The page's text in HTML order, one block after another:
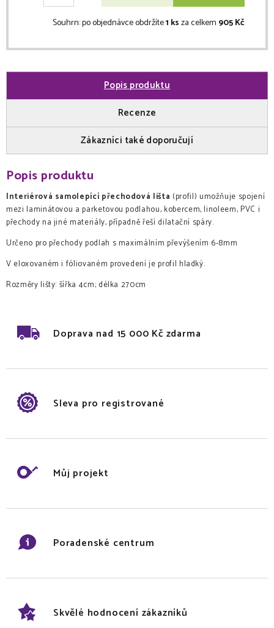
Souhrn:po objednávce obdržíte1 ksza celkem 905 Kč
Popis produktu
Recenze
Zákazníci také doporučují
Popis produktu
Interiérová samolepící přechodová lišta (profil) umožňuje spojení
mezi laminátovou a parketovou podlahou, kobercem, linoleem, PVC i
přechody na jiné materiály, případně řeší dilatační spáry.
Určeno pro přechody podlah s maximálním převýšením 6-8mm
V eloxovaném i fóliovaném provedení je profil hladký.
Rozměry lišty: šířka 4cm; délka 270cm
Doprava nad 15 000 Kč zdarma
Sleva pro registrované
Můj projekt
Poradenské centrum
Skvělé hodnocení zákazníků